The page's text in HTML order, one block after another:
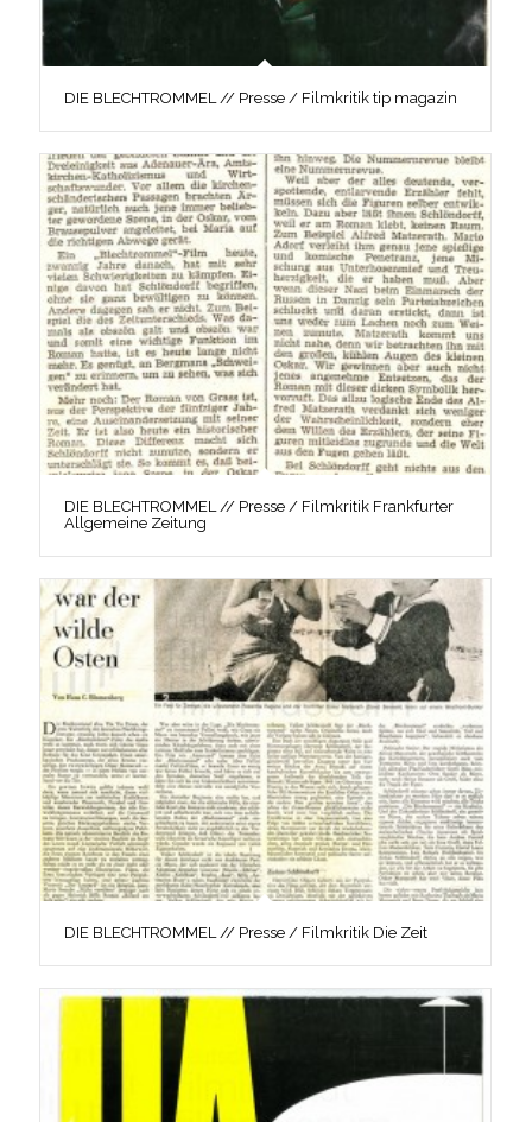
DIE BLECHTROMMEL // Presse / Filmkritik tip magazin
DIE BLECHTROMMEL // Presse / Filmkritik Frankfurter
Allgemeine Zeitung
DIE BLECHTROMMEL // Presse / Filmkritik Die Zeit